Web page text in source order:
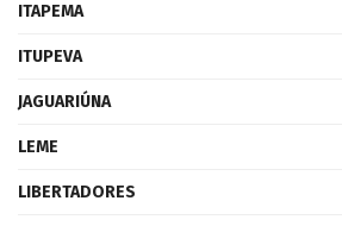
ITAPEMA
ITUPEVA
JAGUARIÚNA
LEME
LIBERTADORES